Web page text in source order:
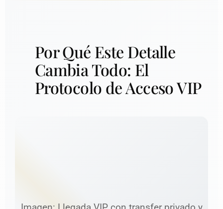
Por Qué Este Detalle
Cambia Todo: El
Protocolo de Acceso VIP